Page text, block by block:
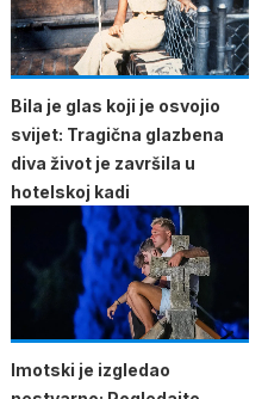
Bila je glas koji je osvojio
svijet: Tragična glazbena
diva život je završila u
hotelskoj kadi
Imotski je izgledao